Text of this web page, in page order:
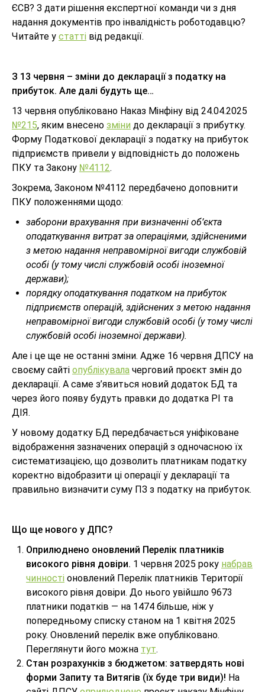
ЄСВ? З дати рішення експертної команди чи з дня
надання документів про інвалідність роботодавцю?
Читайте у статті від редакції.
З 13 червня – зміни до декларації з податку на
прибуток. Але далі будуть ще…
13 червня опубліковано Наказ Мінфіну від 24.04.2025
№215, яким внесено зміни до декларації з прибутку.
Форму Податкової декларації з податку на прибуток
підприємств привели у відповідність до положень
ПКУ та Закону №4112.
Зокрема, Законом №4112 передбачено доповнити
ПКУ положеннями щодо:
заборони врахування при визначенні об’єкта
оподаткування витрат за операціями, здійсненими
з метою надання неправомірної вигоди службовій
особі (у тому числі службовій особі іноземної
держави);
порядку оподаткування податком на прибуток
підприємств операцій, здійснених з метою надання
неправомірної вигоди службовій особі (у тому числі
службовій особі іноземної держави).
Але і це ще не останні зміни. Адже 16 червня ДПСУ на
своєму сайті опублікувала черговий проєкт змін до
декларації. А саме з’явиться новий додаток БД та
через його появу будуть правки до додатка РІ та
ДІЯ.
У новому додатку БД передбачається уніфіковане
відображення зазначених операцій з одночасною їх
систематизацією, що дозволить платникам податку
коректно відобразити ці операції у декларації та
правильно визначити суму ПЗ з податку на прибуток.
Що ще нового у ДПС?
Оприлюднено оновлений Перелік платників
високого рівня довіри. 1 червня 2025 року набрав
чинності оновлений Перелік платників Території
високого рівня довіри. До нього увійшло 9673
платники податків — на 1474 більше, ніж у
попередньому списку станом на 1 квітня 2025
року. Оновлений перелік вже опубліковано.
Переглянути його можна тут.
Стан розрахунків з бюджетом: затвердять нові
форми Запиту та Витягів (їх буде три види)! На